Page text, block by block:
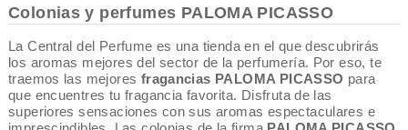
Colonias y perfumes PALOMA PICASSO
La Central del Perfume es una tienda en el que descubrirás
los aromas mejores del sector de la perfumería. Por eso, te
traemos las mejores fragancias PALOMA PICASSO para
que encuentres tu fragancia favorita. Disfruta de las
superiores sensaciones con sus aromas espectaculares e